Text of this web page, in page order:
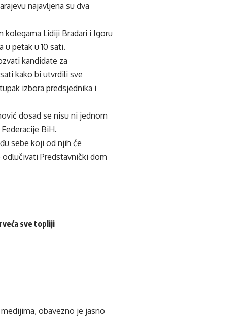
najavljena su dva
kolegama Lidiji Bradari i Igoru
petak u 10 sati.
kandidate za
kako bi utvrdili sve
izbora predsjednika i
dosad se nisu ni jednom
BiH.
sebe koji od njih će
Predstavnički dom
sve topliji
obavezno je jasno